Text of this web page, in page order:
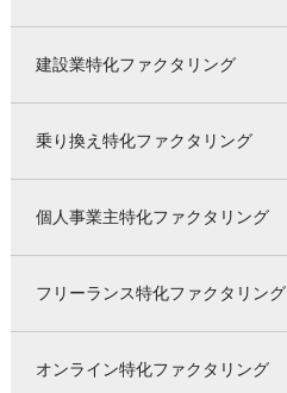
建設業特化ファクタリング
乗り換え特化ファクタリング
個人事業主特化ファクタリング
フリーランス特化ファクタリング
オンライン特化ファクタリング